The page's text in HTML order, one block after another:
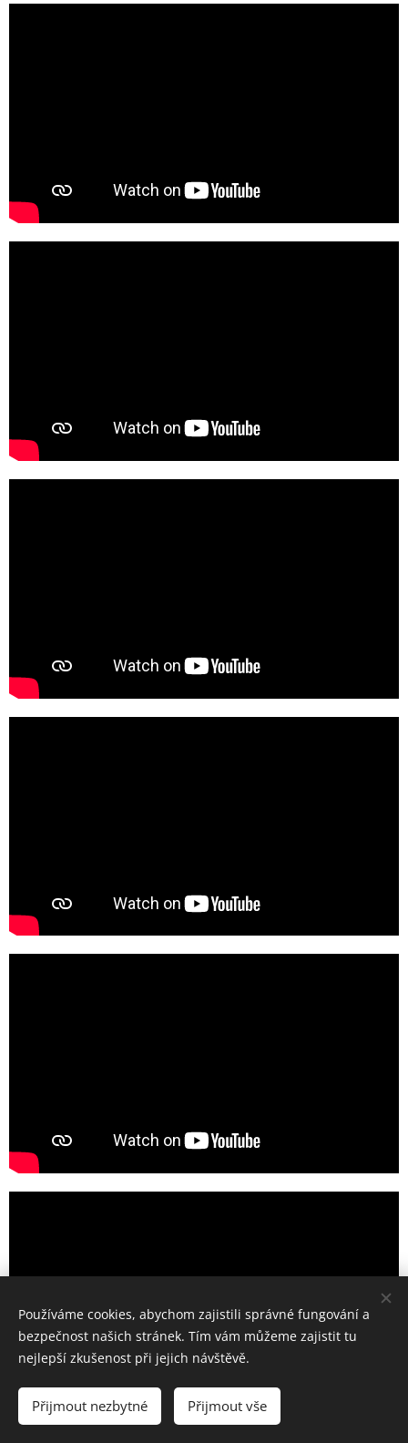
Používáme cookies, abychom zajistili správné fungování a
bezpečnost našich stránek. Tím vám můžeme zajistit tu
nejlepší zkušenost při jejich návštěvě.
Přijmout nezbytné Přijmout vše